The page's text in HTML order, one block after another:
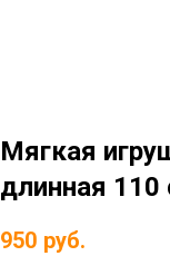
Мягкая
длинная 110
950 руб.